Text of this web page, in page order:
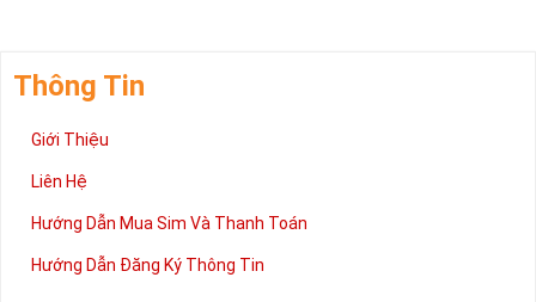
Thông Tin
Giới Thiệu
Liên Hệ
Hướng Dẫn Mua Sim Và Thanh Toán
Hướng Dẫn Đăng Ký Thông Tin